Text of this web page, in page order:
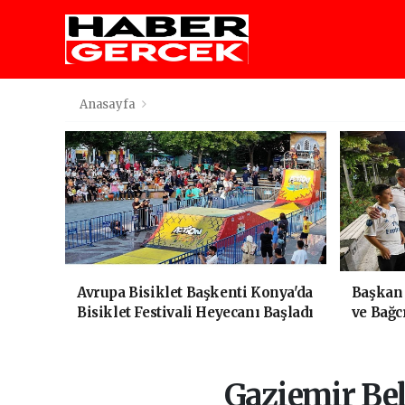
Anasayfa
Avrupa Bisiklet Başkenti Konya'da
Bisiklet Festivali Heyecanı Başladı
ve
Gaziemir